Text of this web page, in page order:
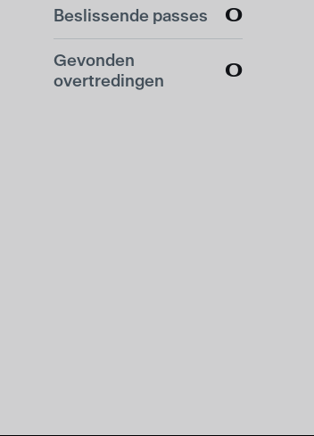
Beslissende passes 0
Gevonden
overtredingen
0